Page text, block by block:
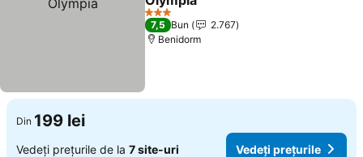
Vedeți prețurile
3 Stele
7,5 Bun
2.767
Benidorm
Din 199 lei
Vedeți prețurile de la 7 site-uri Vedeți prețurile